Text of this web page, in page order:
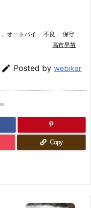
, オートバイ , 不良 , 保守 ,
高市早苗
 Posted by webiker
Copy